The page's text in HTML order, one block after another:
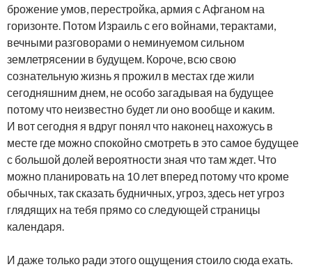
брожение умов, перестройка, армия с Афганом на
горизонте. Потом Израиль с его войнами, терактами,
вечными разговорами о неминуемом сильном
землетрясении в будущем. Короче, всю свою
сознательную жизнь я прожил в местах где жили
сегодняшним днем, не особо загадывая на будущее
потому что неизвестно будет ли оно вообще и каким.
И вот сегодня я вдруг понял что наконец нахожусь в
месте где можно спокойно смотреть в это самое будущее
с большой долей вероятности зная что там ждет. Что
можно планировать на 10 лет вперед потому что кроме
обычных, так сказать будничных, угроз, здесь нет угроз
глядящих на тебя прямо со следующей страницы
календаря.
И даже только ради этого ощущения стоило сюда ехать.